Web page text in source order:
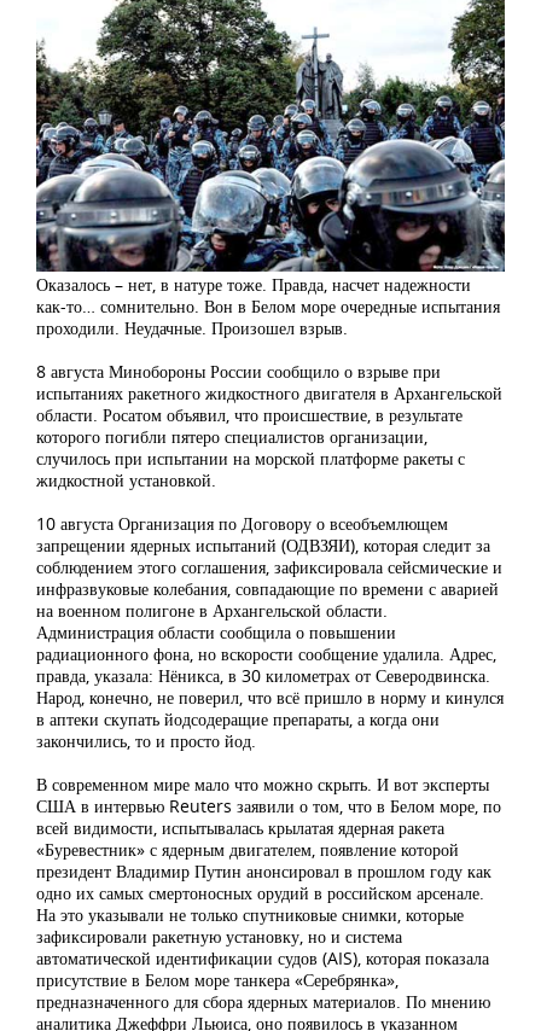
Оказалось – нет, в натуре тоже. Правда, насчет надежности
как-то… сомнительно. Вон в Белом море очередные испытания
проходили. Неудачные. Произошел взрыв.
8 августа Минобороны России сообщило о взрыве при
испытаниях ракетного жидкостного двигателя в Архангельской
области. Росатом объявил, что происшествие, в результате
которого погибли пятеро специалистов организации,
случилось при испытании на морской платформе ракеты с
жидкостной установкой.
10 августа Организация по Договору о всеобъемлющем
запрещении ядерных испытаний (ОДВЗЯИ), которая следит за
соблюдением этого соглашения, зафиксировала сейсмические и
инфразвуковые колебания, совпадающие по времени с аварией
на военном полигоне в Архангельской области.
Администрация области сообщила о повышении
радиационного фона, но вскорости сообщение удалила. Адрес,
правда, указала: Нёникса, в 30 километрах от Северодвинска.
Народ, конечно, не поверил, что всё пришло в норму и кинулся
в аптеки скупать йодсодеращие препараты, а когда они
закончились, то и просто йод.
В современном мире мало что можно скрыть. И вот эксперты
США в интервью Reuters заявили о том, что в Белом море, по
всей видимости, испытывалась крылатая ядерная ракета
«Буревестник» с ядерным двигателем, появление которой
президент Владимир Путин анонсировал в прошлом году как
одно их самых смертоносных орудий в российском арсенале.
На это указывали не только спутниковые снимки, которые
зафиксировали ракетную установку, но и система
автоматической идентификации судов (AIS), которая показала
присутствие в Белом море танкера «Серебрянка»,
предназначенного для сбора ядерных материалов. По мнению
аналитика Джеффри Льюиса, оно появилось в указанном